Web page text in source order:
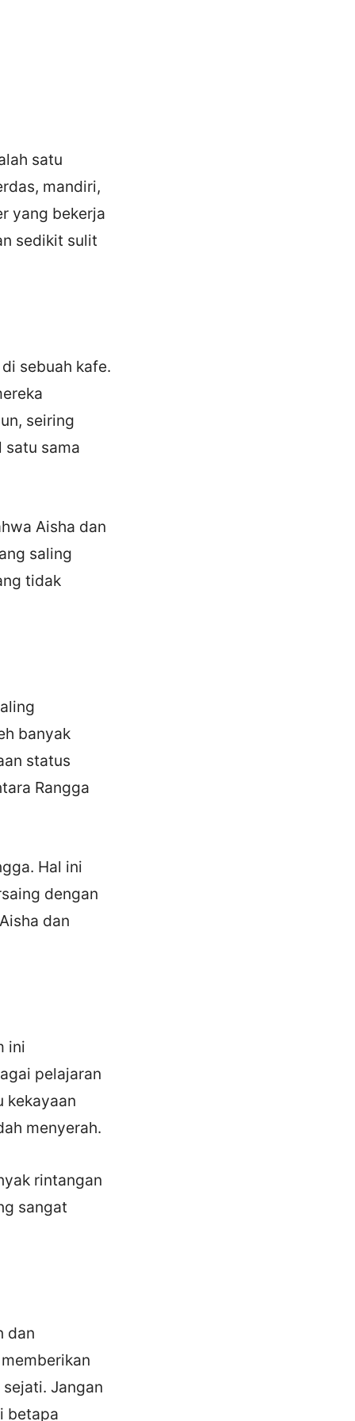
satu
mandiri,
yang bekerja
sedikit sulit
sebuah kafe.
seiring
satu sama
Aisha dan
saling
tidak
banyak
status
Rangga
Hal ini
dengan
dan
ini
pelajaran
kekayaan
menyerah.
rintangan
sangat
dan
Jangan
betapa